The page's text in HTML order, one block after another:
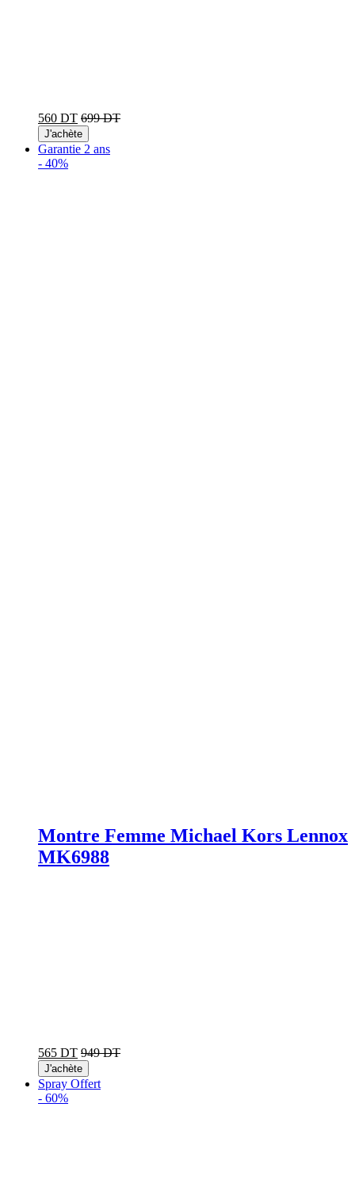
560 DT 699 DT
J'achète
Garantie 2 ans
- 40%
Montre Femme Michael Kors Lennox
MK6988
565 DT 949 DT
J'achète
Spray Offert
- 60%